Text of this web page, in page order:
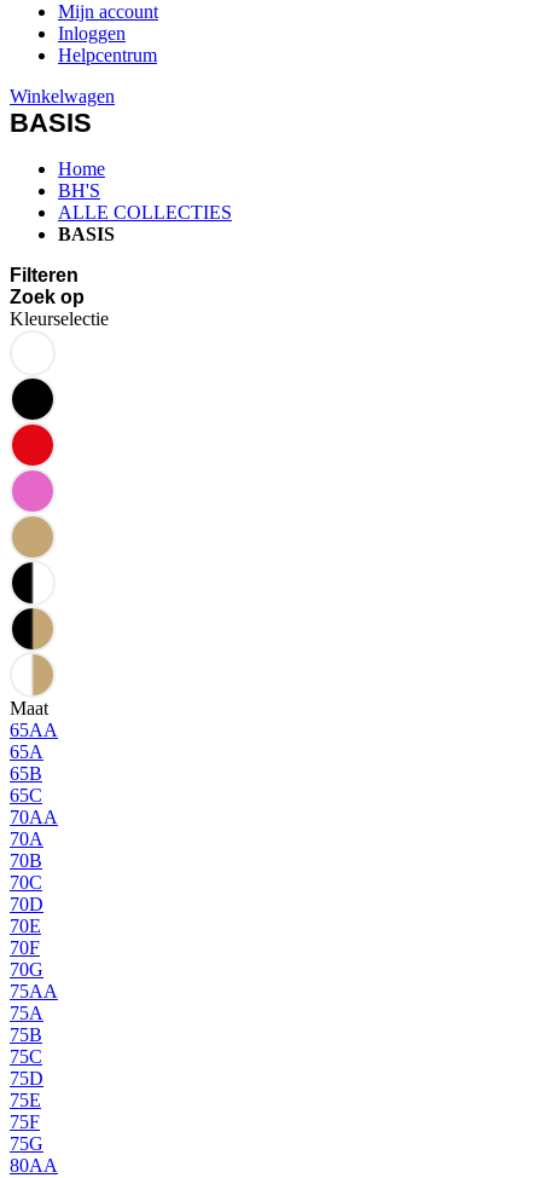
Mijn account
Inloggen
Helpcentrum
Winkelwagen
BASIS
Home
BH'S
ALLE COLLECTIES
BASIS
Filteren
Zoek op
Kleurselectie
Maat
65AA
65A
65B
65C
70AA
70A
70B
70C
70D
70E
70F
70G
75AA
75A
75B
75C
75D
75E
75F
75G
80AA